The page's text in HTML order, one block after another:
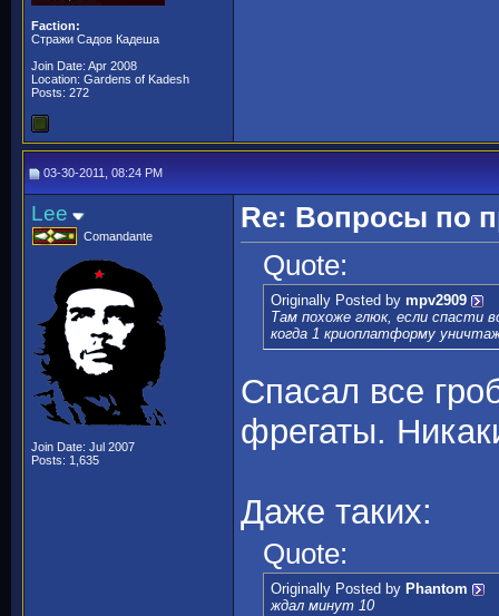
Faction:
Стражи Садов Кадеша
Join Date: Apr 2008
Location: Gardens of Kadesh
Posts: 272
03-30-2011, 08:24 PM
Lee
Comandante
Join Date: Jul 2007
Posts: 1,635
Re: Вопросы по
Quote:
Originally Posted by mpv2909
Там похоже глюк, если спасти
когда 1 криоплатформу
Спасал все
фрегаты.
Даже таких:
Quote:
Originally Posted by Phantom
ждал минут 10